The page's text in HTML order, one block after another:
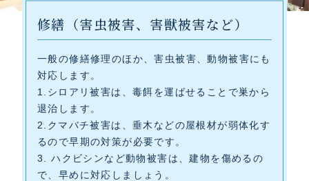
修繕（害虫被害、害獣被害など）
一般の修繕修理のほか、害虫被害、動物被害にも
対応します。
1.シロアリ被害は、毒餌を運ばせることで巣から
退治します。
2.クマバチ被害は、垂木などの屋根材が弱体化す
るので早期の対策が必要です。
3. ハクビシンなど動物被害は、建物を傷めるの
で、早めに対応しましょう。